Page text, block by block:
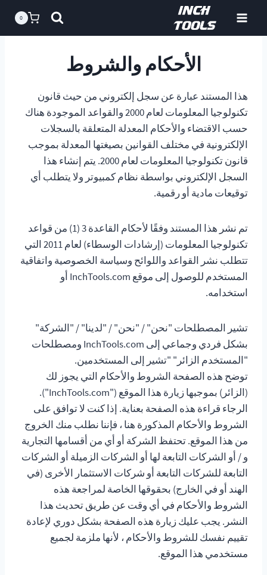
المحتوى
0
الأحكام والشروط
هذا المستند عبارة عن سجل إلكتروني من حيث قانون
تكنولوجيا المعلومات لعام 2000 والقواعد الموجودة هناك
حسب الاقتضاء والأحكام المعدلة المتعلقة بالسجلات
الإلكترونية في مختلف القوانين بصيغتها المعدلة بموجب
قانون تكنولوجيا المعلومات لعام 2000. يتم إنشاء هذا
السجل الإلكتروني بواسطة نظام كمبيوتر ولا يتطلب أي
توقيعات مادية أو رقمية.
تم نشر هذا المستند وفقًا لأحكام القاعدة 3 (1) من قواعد
تكنولوجيا المعلومات (إرشادات الوسطاء) لعام 2011 التي
تتطلب نشر القواعد واللوائح وسياسة الخصوصية واتفاقية
المستخدم للوصول إلى موقع InchTools.com أو
استخدامه.
تشير المصطلحات "نحن" / "نحن" / "لدينا" / "الشركة"
بشكل فردي وجماعي إلى InchTools.com ومصطلحات
"المستخدم الزائر" "تشير إلى المستخدمين.
توضح هذه الصفحة الشروط والأحكام التي يجوز لك
(الزائر) بموجبها زيارة هذا الموقع ("InchTools.com").
الرجاء قراءة هذه الصفحة بعناية. إذا كنت لا توافق على
الشروط والأحكام المذكورة هنا ، فإننا نطلب منك الخروج
من هذا الموقع. تحتفظ الشركة أو أي من أقسامها التجارية
و / أو الشركات التابعة لها أو الشركات الزميلة أو الشركات
التابعة للشركات التابعة أو شركات الاستثمار الأخرى (في
الهند أو في الخارج) بحقوقها الخاصة لمراجعة هذه
الشروط والأحكام في أي وقت عن طريق تحديث هذا
النشر. يجب عليك زيارة هذه الصفحة بشكل دوري لإعادة
تقييم نفسك للشروط والأحكام ، لأنها ملزمة لجميع
مستخدمي هذا الموقع.